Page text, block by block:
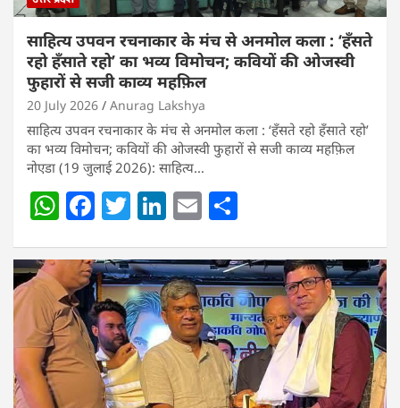
साहित्य उपवन रचनाकार के मंच से अनमोल कला : ‘हॅंसते
रहो हॅंसाते रहो’ का भव्य विमोचन; कवियों की ओजस्वी
फुहारों से सजी काव्य महफ़िल
20 July 2026 Anurag Lakshya
साहित्य उपवन रचनाकार के मंच से अनमोल कला : ‘हॅंसते रहो हॅंसाते रहो’
का भव्य विमोचन; कवियों की ओजस्वी फुहारों से सजी काव्य महफ़िल
नोएडा (19 जुलाई 2026): साहित्य…
W
at
s
A
p
p
F
c
e
b
o
o
T
itt
er
Li
k
e
dI
n
E
ai
l
ar
e